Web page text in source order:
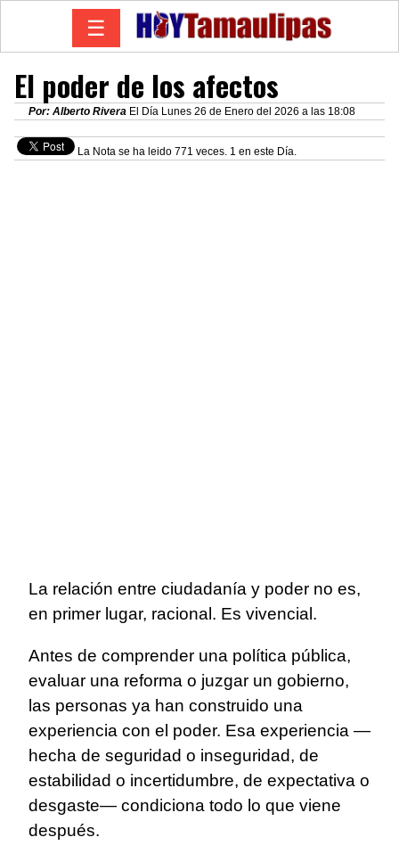
☰
El poder de los afectos
Por: Alberto Rivera El Día Lunes 26 de Enero del 2026 a las 18:08
La Nota se ha leido 771 veces. 1 en este Día.
La relación entre ciudadanía y poder no es,
en primer lugar, racional. Es vivencial.
Antes de comprender una política pública,
evaluar una reforma o juzgar un gobierno,
las personas ya han construido una
experiencia con el poder. Esa experiencia —
hecha de seguridad o inseguridad, de
estabilidad o incertidumbre, de expectativa o
desgaste— condiciona todo lo que viene
después.